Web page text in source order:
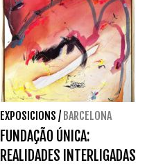
EXPOSICIONS / BARCELONA
FUNDAÇÃO ÚNICA:
REALIDADES INTERLIGADAS